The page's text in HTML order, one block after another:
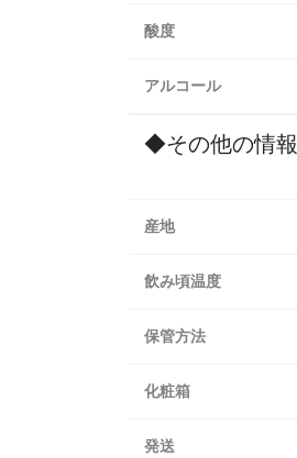
酸度
アルコール
◆その他の情報
産地
飲み頃温度
保管方法
化粧箱
発送